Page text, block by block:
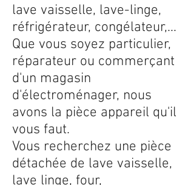
lave vaisselle, lave-linge,
réfrigérateur, congélateur,...
Que vous soyez particulier,
réparateur ou commerçant
d'un magasin
d'électroménager, nous
avons la pièce appareil qu'il
vous faut.
Vous recherchez une pièce
détachée de lave vaisselle,
lave linge, four,